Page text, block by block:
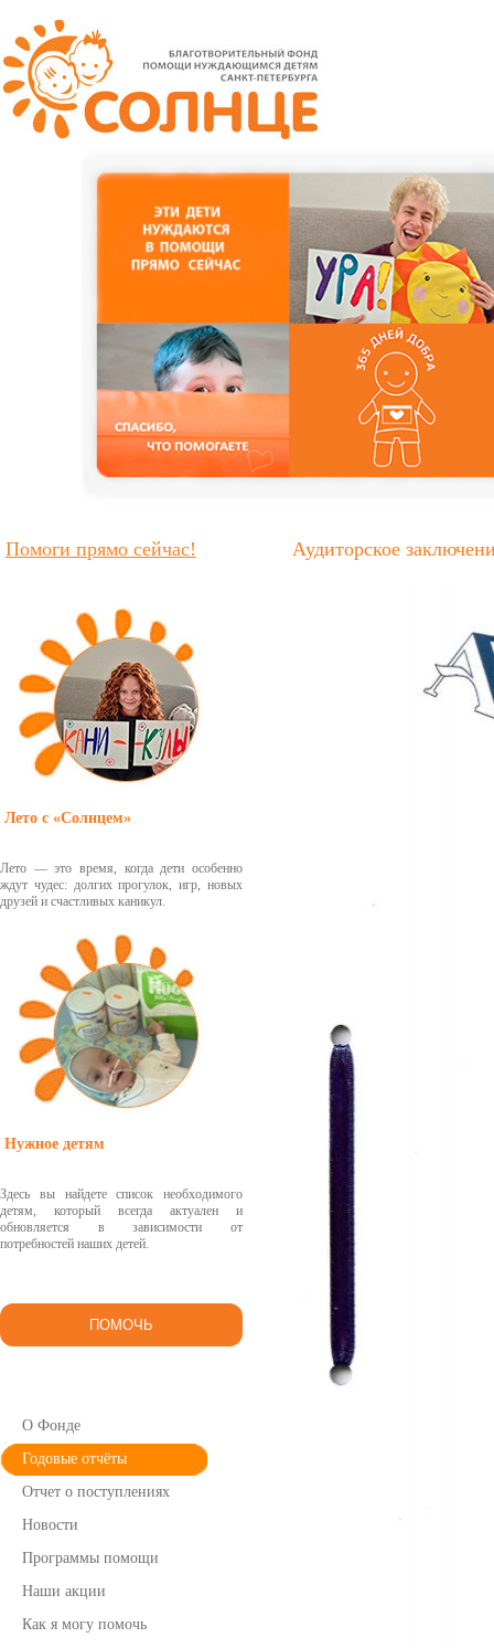
Помоги прямо сейчас!
Лето с «Солнцем»
Лето — это время, когда дети особенно
ждут чудес: долгих прогулок, игр, новых
друзей и счастливых каникул.
Нужное детям
Здесь вы найдете список необходимого
детям, который всегда актуален и
обновляется в зависимости от
потребностей наших детей.
ПОМОЧЬ
О Фонде
Годовые отчёты
Отчет о поступлениях
Новости
Программы помощи
Наши акции
Как я могу помочь
Аудиторское